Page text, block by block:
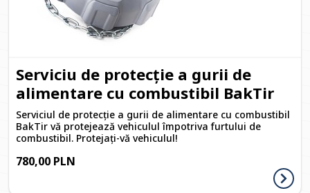
Serviciu de protecție a gurii de
alimentare cu combustibil BakTir
Serviciul de protecție a gurii de alimentare cu combustibil
BakTir vă protejează vehiculul împotriva furtului de
combustibil. Protejați-vă vehiculul!
780,00 PLN